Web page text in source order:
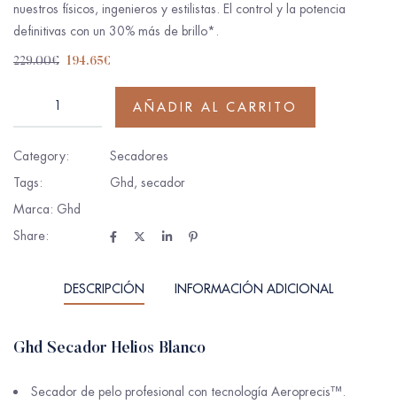
nuestros físicos, ingenieros y estilistas. El control y la potencia
definitivas con un 30% más de brillo*.
229.00€ 194.65€
AÑADIR AL CARRITO
Category:
Secadores
Tags:
Ghd, secador
Marca: Ghd
Share:
DESCRIPCIÓN INFORMACIÓN ADICIONAL
Ghd Secador Helios Blanco
Secador de pelo profesional con tecnología Aeroprecis™.